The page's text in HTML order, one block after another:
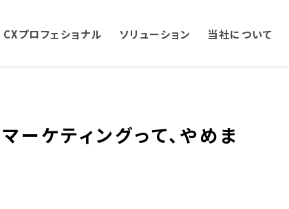
CXプロフェショナル ソリューション 当社について
ーケティングって、やめま